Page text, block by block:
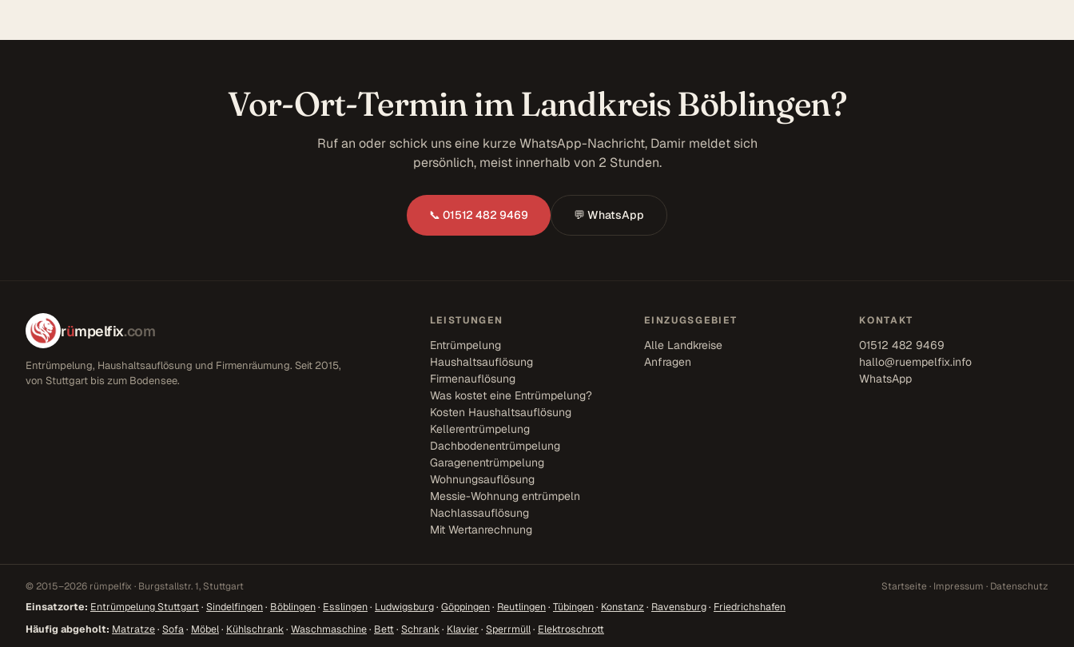
Vor-Ort-Termin im Landkreis Böblingen?
Ruf an oder schick uns eine kurze WhatsApp-Nachricht, Damir meldet sich
persönlich, meist innerhalb von 2 Stunden.
📞 01512 482 9469 💬 WhatsApp
rümpelfix.com
Entrümpelung, Haushaltsauflösung und Firmenräumung. Seit 2015,
von Stuttgart bis zum Bodensee.
LEISTUNGEN
Entrümpelung
Haushaltsauflösung
Firmenauflösung
Was kostet eine Entrümpelung?
Kosten Haushaltsauflösung
Kellerentrümpelung
Dachbodenentrümpelung
Garagenentrümpelung
Wohnungsauflösung
Messie-Wohnung entrümpeln
Nachlassauflösung
Mit Wertanrechnung
EINZUGSGEBIET
Alle Landkreise
Anfragen
KONTAKT
01512 482 9469
hallo@ruempelfix.info
WhatsApp
© 2015–2026 rümpelfix · Burgstallstr. 1, Stuttgart Startseite · Impressum · Datenschutz
Einsatzorte: Entrümpelung Stuttgart· Sindelfingen· Böblingen· Esslingen· Ludwigsburg· Göppingen· Reutlingen· Tübingen· Konstanz· Ravensburg· Friedrichshafen
Häufig abgeholt: Matratze· Sofa· Möbel· Kühlschrank· Waschmaschine· Bett· Schrank· Klavier · Sperrmüll· Elektroschrott